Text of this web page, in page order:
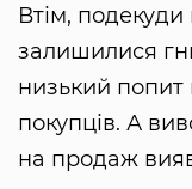
Втім, подекуди
залишилися
низький
покупців. А
на продаж